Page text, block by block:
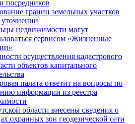
посредников
границ земельных участков
недвижимости могут
сервисом «Жизненные
осуществления кадастрового
объектов капитального
палата ответит на вопросы по
информации из реестра
области внесены сведения о
охранных зон геодезической сети